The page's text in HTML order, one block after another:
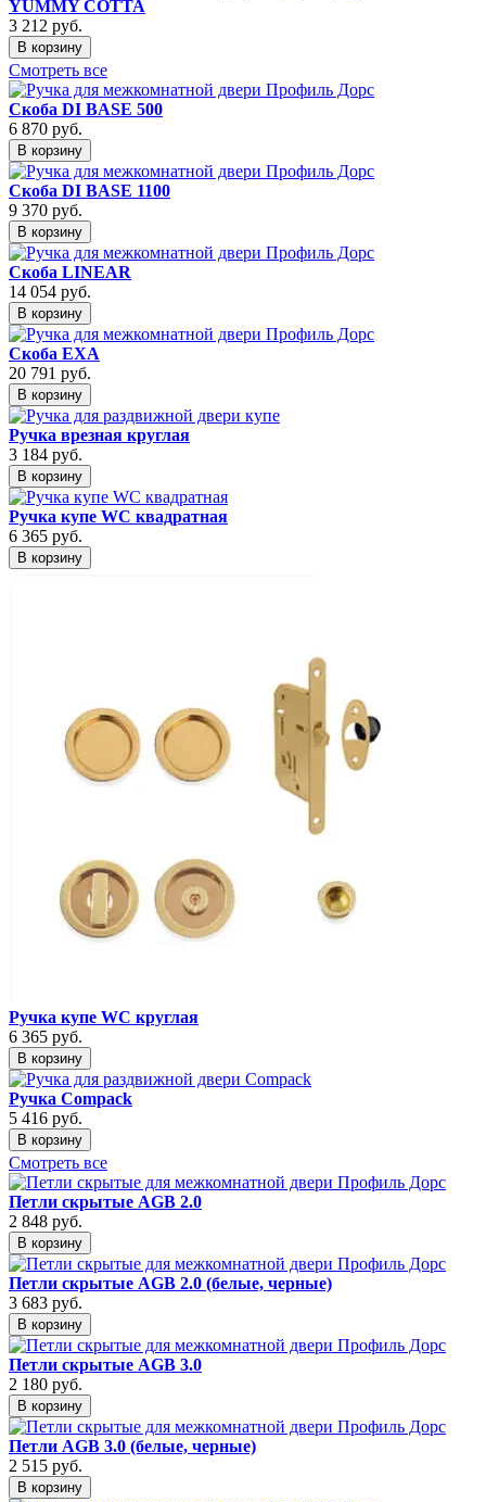
YUMMY COTTA
3 212 руб.
В корзину
Смотреть все
Скоба DI BASE 500
6 870 руб.
В корзину
Скоба DI BASE 1100
9 370 руб.
В корзину
Скоба LINEAR
14 054 руб.
В корзину
Скоба EXA
20 791 руб.
В корзину
Ручка врезная круглая
3 184 руб.
В корзину
Ручка купе WC квадратная
6 365 руб.
В корзину
Ручка купе WC круглая
6 365 руб.
В корзину
Ручка Compack
5 416 руб.
В корзину
Смотреть все
Петли скрытые AGB 2.0
2 848 руб.
В корзину
Петли скрытые AGB 2.0 (белые, черные)
3 683 руб.
В корзину
Петли скрытые AGB 3.0
2 180 руб.
В корзину
Петли AGB 3.0 (белые, черные)
2 515 руб.
В корзину